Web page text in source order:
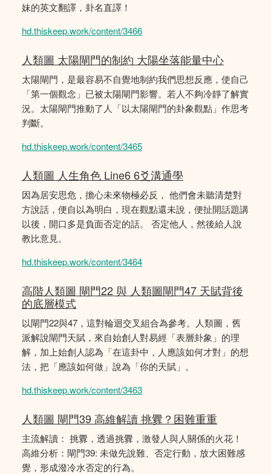
妹的英文翻譯，卦名直譯！
hd.thiskeep.work/content/3466
人類圖 太陽閘門的制約 大陽坐落能量中心
太陽閘門，是最容易不自覺地制約我們思想反應，使自己
「第一個觀念」已被太陽閘門影響。若人不夠冷靜了解實
況。太陽閘門推動了人「以太陽閘門的卦象觀點」作思考
判斷。
hd.thiskeep.work/content/3465
人類圖 人生角色 Line6 6爻溝通學
因為居安思危，擔心未來物極必反， 他們會未聽清楚對
方說話，便自以為明白，現在觀點還未說，便扯開話題講
以後，開口多是負面否定的話。 否定他人，然後給人說
教比意見。
hd.thiskeep.work/content/3464
高階人類圖 閘門22 與 人類圖閘門47 天賦背後
的底層模式
以閘門22與47，這對輪迴交叉組合為參考。人類圖，舊
派解說閘門天賦，來自始創人對易經「表層卦象」的理
解，加上始創人認為「在這卦中，人應該如何才對」的想
法，把「應該如何做」說為「你的天賦」。
hd.thiskeep.work/content/3463
人類圖 閘門39 高維解讀 挑釁？困難重重
主流解讀： 挑釁，透過挑釁，激發人與人關係的火花！
高維分析：閘門39: 未做先說難、否定行動，放大困難感
覺，形成潑冷水否定的行為。